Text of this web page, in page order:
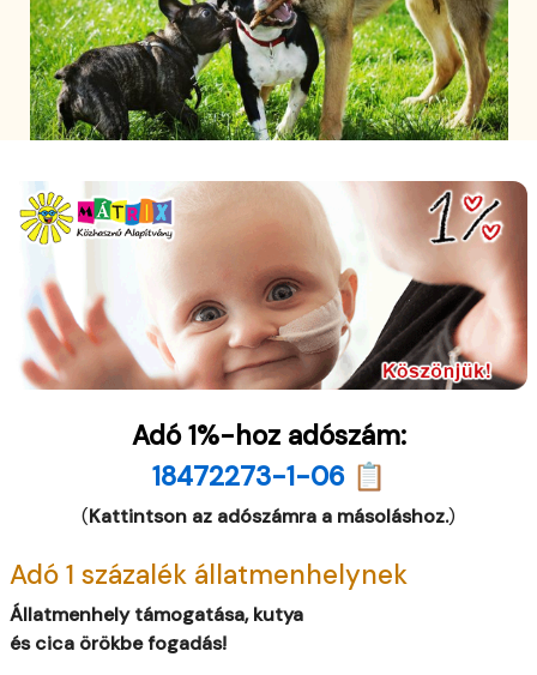
Adó 1%-hoz adószám:
18472273-1-06 📋
(Kattintson az adószámra a másoláshoz.)
Adó 1 százalék állatmenhelynek
Állatmenhely támogatása, kutya
és cica örökbe fogadás!